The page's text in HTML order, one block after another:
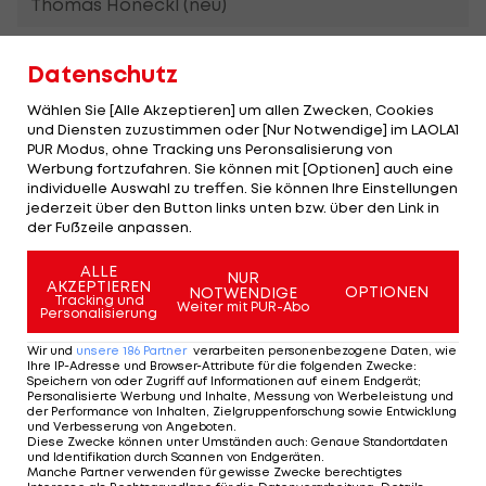
Verteidigung:
Josh Roach
Gerd Kragl
Chris Rumble (neu)
Maxim Lamarche (neu)
Laurin Müller
Raphael Wolf (neu)
Blaz Gregorc (neu)
Stürmer:
Datenschutz
Wählen Sie [Alle Akzeptieren] um allen Zwecken, Cookies
und Diensten zuzustimmen oder [Nur Notwendige] im LAOLA1
PUR Modus, ohne Tracking uns Peronsalisierung von
Werbung fortzufahren. Sie können mit [Optionen] auch eine
individuelle Auswahl zu treffen. Sie können Ihre Einstellungen
jederzeit über den Button links unten bzw. über den Link in
der Fußzeile anpassen.
ALLE
AKZEPTIEREN
Tracking und
Personalisierung
NUR
NOTWENDIGE
Weiter mit PUR-Abo
OPTIONEN
Wir und unsere 186 Partner verarbeiten personenbezogene Daten, wie
Ihre IP-Adresse und Browser-Attribute für die folgenden Zwecke:
Speichern von oder Zugriff auf Informationen auf einem Endgerät;
Personalisierte Werbung und Inhalte, Messung von Werbeleistung und
der Performance von Inhalten, Zielgruppenforschung sowie Entwicklung
und Verbesserung von Angeboten.
Diese Zwecke können unter Umständen auch: Genaue Standortdaten
und Identifikation durch Scannen von Endgeräten.
Manche Partner verwenden für gewisse Zwecke berechtigtes